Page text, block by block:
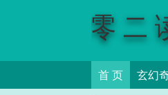
零二
首 页 玄幻